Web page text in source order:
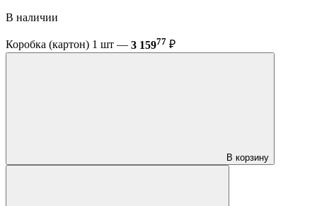
В наличии
Коробка (картон) 1 шт — 3 15977 ₽
В корзину